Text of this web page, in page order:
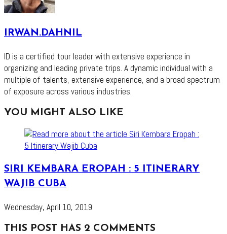
IRWAN.DAHNIL
ID is a certified tour leader with extensive experience in
organizing and leading private trips. A dynamic individual with a
multiple of talents, extensive experience, and a broad spectrum
of exposure across various industries.
YOU MIGHT ALSO LIKE
SIRI KEMBARA EROPAH : 5 ITINERARY
WAJIB CUBA
Wednesday, April 10, 2019
THIS POST HAS 2 COMMENTS